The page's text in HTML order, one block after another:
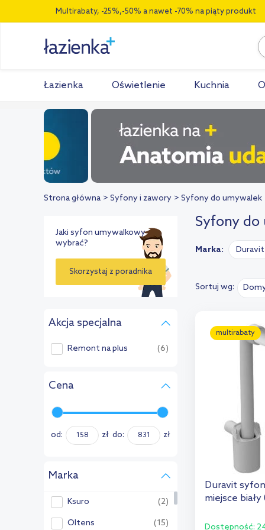
Multirabaty, -25%,-50% a nawet -70% na piąty produkt
Łazienka Oświetlenie Kuchnia
Strona główna Syfony i zawory Syfony do umywalek
Jaki syfon umywalkowy
wybrać?
Skorzystaj z poradnika
Akcja specjalna
Remont na plus (6)
Cena
od: zł do: zł
Marka
Ksuro (2)
Oltens (15)
Syfony do
Marka: Duravit
Sortuj wg:
multirabaty
Duravit
miejsce biały
Dostępność: